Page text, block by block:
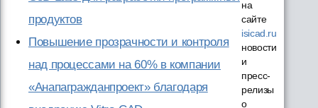
продуктов
Повышение прозрачности и контроля
над процессами на 60% в компании
«Анапагражданпроект» благодаря
на
сайте
isicad.ru
новости
и
пресс-
релизы
о